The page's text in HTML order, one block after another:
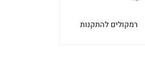
רמקולים להתקנות